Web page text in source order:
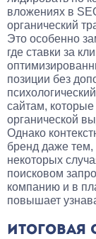
вложениях в
органический
Это особенно
где ставки за
позиции без
сайтам,
органической
Однако
бренд даже
некоторых
поисковом
компанию и в
повышает
ИТОГОВАЯ